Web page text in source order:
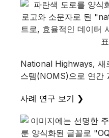
National Highways, 새
스템(NOMS)으로 연간
사례 연구 보기 ❯